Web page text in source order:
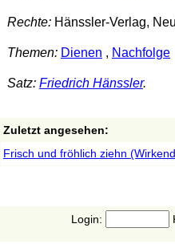
Rechte:Hänssler-Verlag,
Themen: Dienen , Nachfolge
Satz: Friedrich Hänssler.
Zuletzt angesehen:
Frisch und fröhlich ziehn
Login: